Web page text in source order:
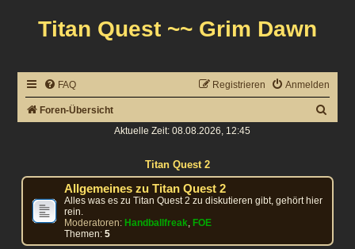
Titan Quest ~~ Grim Dawn
FAQ Anmelden
Registrieren
Foren-Übersicht
Aktuelle Zeit: 08.08.2026, 12:45
Titan Quest 2
Allgemeines zu Titan Quest 2
Alles was es zu Titan Quest 2 zu diskutieren gibt, gehört hier
rein.
Moderatoren: Handballfreak, FOE
Themen:5